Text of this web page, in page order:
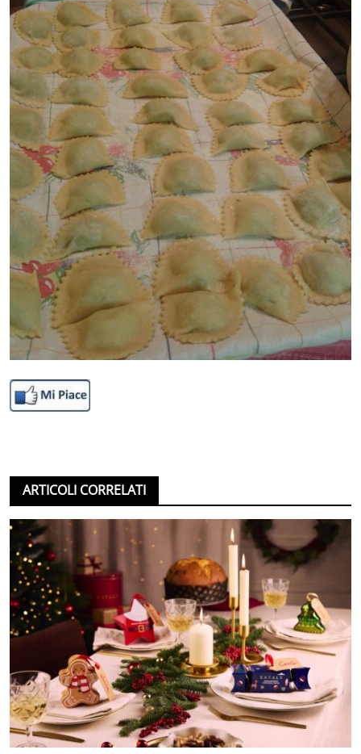
ARTICOLI CORRELATI